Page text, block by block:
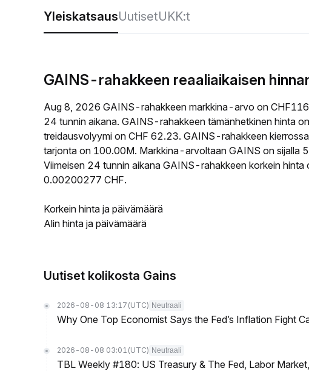
YleiskatsausUutisetUKK:t
GAINS-rahakkeen reaaliaikaisen
Aug 8, 2026 GAINS-rahakkeen markkina-arvo on
24 tunnin aikana. GAINS-rahakkeen tämänhetkinen hinta
treidausvolyymi on CHF 62.23. GAINS-rahakkeen
tarjonta on 100.00M. Markkina-arvoltaan GAINS on sijalla
Viimeisen 24 tunnin aikana GAINS-rahakkeen korkein
0.00200277 CHF.
Korkein hinta ja päivämäärä
Alin hinta ja päivämäärä
Uutiset kolikosta Gains
2026-08-08 13:17 (UTC) Neutraali
Why One Top Economist Says the Fed’s Inflation Fight
2026-08-08 03:01 (UTC) Neutraali
TBL Weekly #180: US Treasury & The Fed, Labor